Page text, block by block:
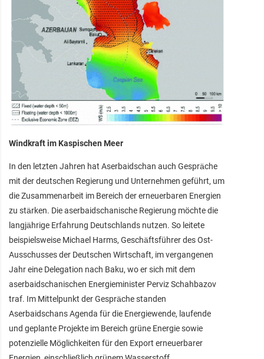
Windkraft im Kaspischen Meer
In den letzten Jahren hat Aserbaidschan auch Gespräche
mit der deutschen Regierung und Unternehmen geführt, um
die Zusammenarbeit im Bereich der erneuerbaren Energien
zu stärken. Die aserbaidschanische Regierung möchte die
langjährige Erfahrung Deutschlands nutzen. So leitete
beispielsweise Michael Harms, Geschäftsführer des Ost-
Ausschusses der Deutschen Wirtschaft, im vergangenen
Jahr eine Delegation nach Baku, wo er sich mit dem
aserbaidschanischen Energieminister Perviz Schahbazov
traf. Im Mittelpunkt der Gespräche standen
Aserbaidschans Agenda für die Energiewende, laufende
und geplante Projekte im Bereich grüne Energie sowie
potenzielle Möglichkeiten für den Export erneuerbarer